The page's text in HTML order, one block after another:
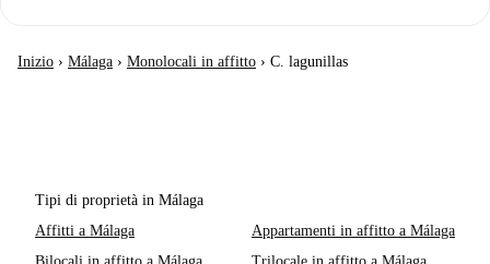
Inizio › Málaga › Monolocali in affitto › C. lagunillas
Tipi di proprietà in Málaga
Affitti a Málaga
Appartamenti in affitto a Málaga